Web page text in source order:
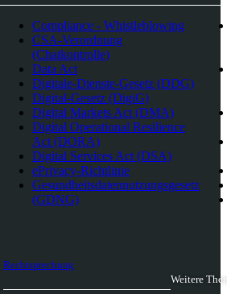
Compliance - Whistleblowing
CSA-Verordnung
(Chatkontrolle)
Data Act
Digitale-Dienste-Gesetz (DDG)
Digital-Gesetz (DigiG)
Digital Markets Act (DMA)
Digital Operational Resilience
Act (DORA)
Digital Services Act (DSA)
ePrivacy-Richtlinie
Gesundheitsdatennutzungsgesetz
(GDNG)
Rechtsprechung
Weitere